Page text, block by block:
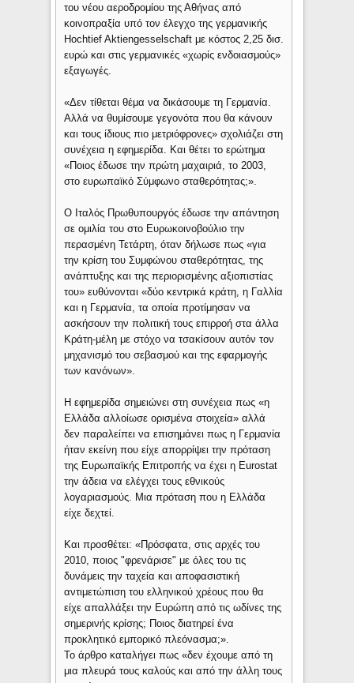
του νέου αεροδρομίου της Αθήνας από
κοινοπραξία υπό τον έλεγχο της γερμανικής
Hochtief Aktiengesselschaft με κόστος 2,25 δισ.
ευρώ και στις γερμανικές «χωρίς ενδοιασμούς»
εξαγωγές.
«Δεν τίθεται θέμα να δικάσουμε τη Γερμανία.
Αλλά να θυμίσουμε γεγονότα που θα κάνουν
και τους ίδιους πιο μετριόφρονες» σχολιάζει στη
συνέχεια η εφημερίδα. Και θέτει το ερώτημα
«Ποιος έδωσε την πρώτη μαχαιριά, το 2003,
στο ευρωπαϊκό Σύμφωνο σταθερότητας;».
Ο Ιταλός Πρωθυπουργός έδωσε την απάντηση
σε ομιλία του στο Ευρωκοινοβούλιο την
περασμένη Τετάρτη, όταν δήλωσε πως «για
την κρίση του Συμφώνου σταθερότητας, της
ανάπτυξης και της περιορισμένης αξιοπιστίας
του» ευθύνονται «δύο κεντρικά κράτη, η Γαλλία
και η Γερμανία, τα οποία προτίμησαν να
ασκήσουν την πολιτική τους επιρροή στα άλλα
Κράτη-μέλη με στόχο να τσακίσουν αυτόν τον
μηχανισμό του σεβασμού και της εφαρμογής
των κανόνων».
Η εφημερίδα σημειώνει στη συνέχεια πως «η
Ελλάδα αλλοίωσε ορισμένα στοιχεία» αλλά
δεν παραλείπει να επισημάνει πως η Γερμανία
ήταν εκείνη που είχε απορρίψει την πρόταση
της Ευρωπαϊκής Επιτροπής να έχει η Eurostat
την άδεια να ελέγχει τους εθνικούς
λογαριασμούς. Μια πρόταση που η Ελλάδα
είχε δεχτεί.
Και προσθέτει: «Πρόσφατα, στις αρχές του
2010, ποιος "φρενάρισε" με όλες του τις
δυνάμεις την ταχεία και αποφασιστική
αντιμετώπιση του ελληνικού χρέους που θα
είχε απαλλάξει την Ευρώπη από τις ωδίνες της
σημερινής κρίσης; Ποιος διατηρεί ένα
προκλητικό εμπορικό πλεόνασμα;».
Το άρθρο καταλήγει πως «δεν έχουμε από τη
μια πλευρά τους καλούς και από την άλλη τους